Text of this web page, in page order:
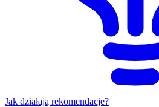
Jak działają rekomendacje?